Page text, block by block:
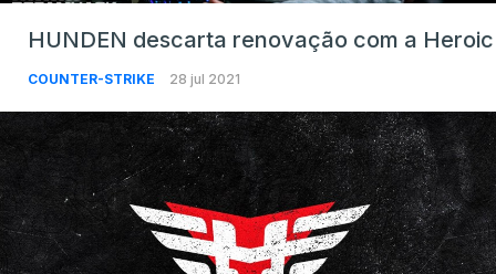
HUNDEN descarta renovação com a Heroic
COUNTER-STRIKE 28 jul 2021